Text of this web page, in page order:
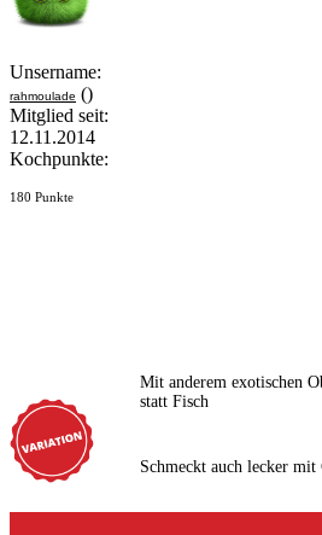
Unsername:
rahmoulade ()
Mitglied seit:
12.11.2014
Kochpunkte:
180 Punkte
Mit anderem exotischen
statt Fisch
Schmeckt auch lecker